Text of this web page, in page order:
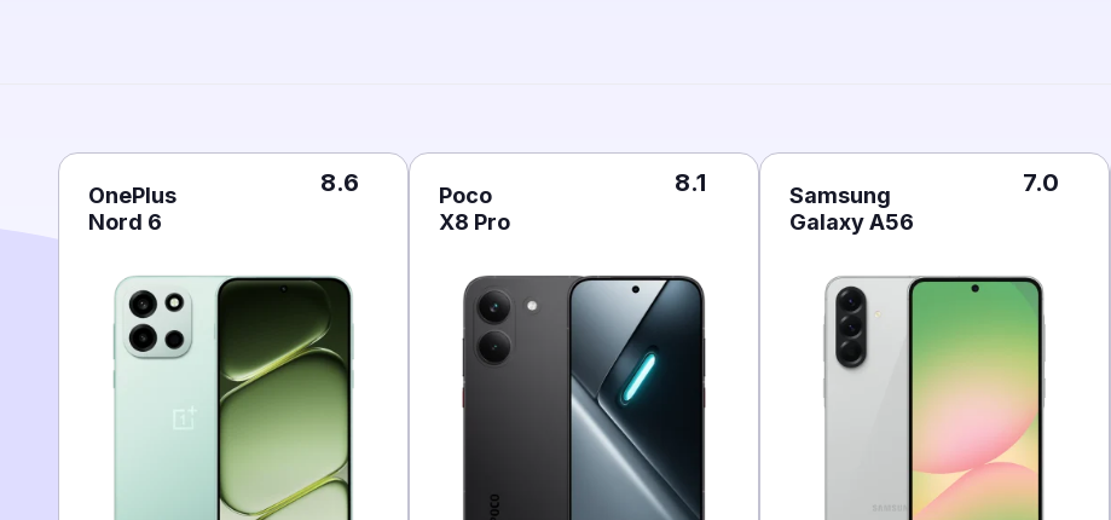
OnePlus
Nord 6
8.6
Poco
X8 Pro
8.1
Samsung
Galaxy A56
7.0